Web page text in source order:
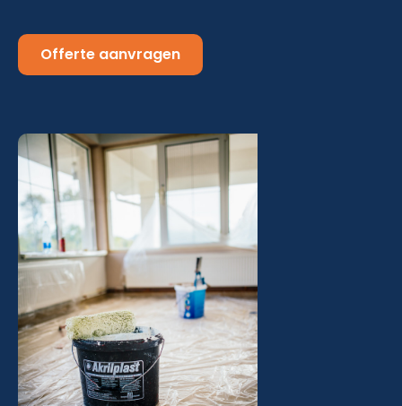
Offerte aanvragen